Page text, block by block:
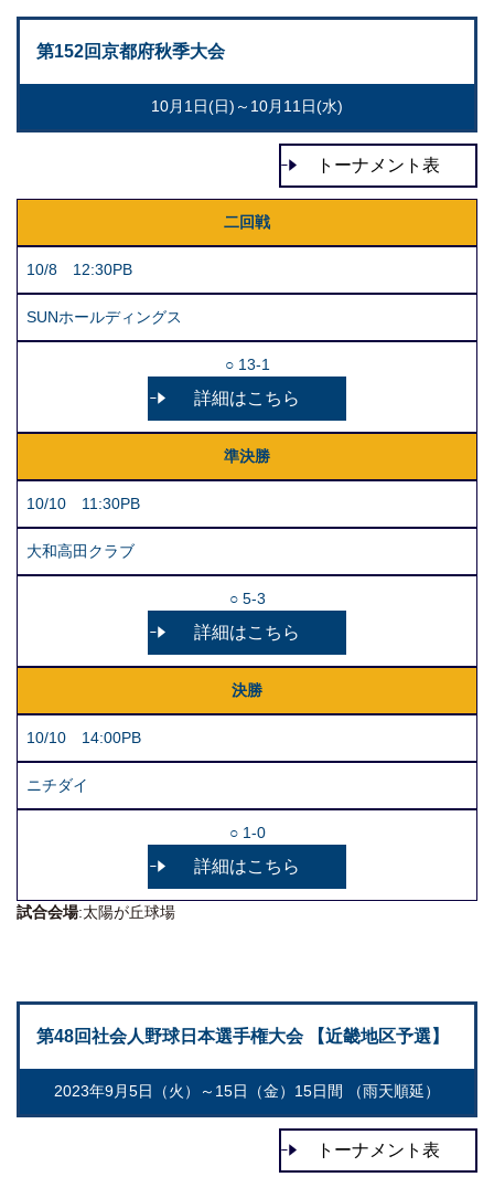
第152回京都府秋季大会
10月1日(日)～10月11日(水)
トーナメント表
二回戦
10/8 12:30PB
SUNホールディングス
○ 13-1
詳細はこちら
準決勝
10/10 11:30PB
大和高田クラブ
○ 5-3
詳細はこちら
決勝
10/10 14:00PB
ニチダイ
○ 1-0
詳細はこちら
試合会場:太陽が丘球場
第48回社会人野球日本選手権大会 【近畿地区予選】
2023年9月5日（火）～15日（金）15日間 （雨天順延）
トーナメント表